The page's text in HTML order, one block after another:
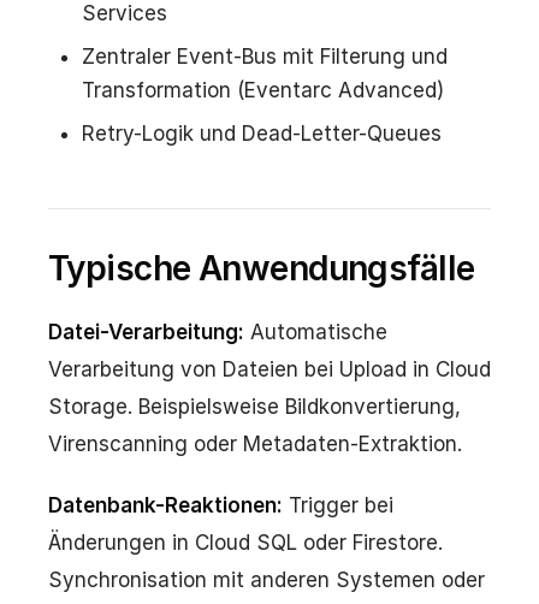
Services
Zentraler Event-Bus mit Filterung und
Transformation (Eventarc Advanced)
Retry-Logik und Dead-Letter-Queues
Typische Anwendungsfälle
Datei-Verarbeitung: Automatische
Verarbeitung von Dateien bei Upload in Cloud
Storage. Beispielsweise Bildkonvertierung,
Virenscanning oder Metadaten-Extraktion.
Datenbank-Reaktionen: Trigger bei
Änderungen in Cloud SQL oder Firestore.
Synchronisation mit anderen Systemen oder